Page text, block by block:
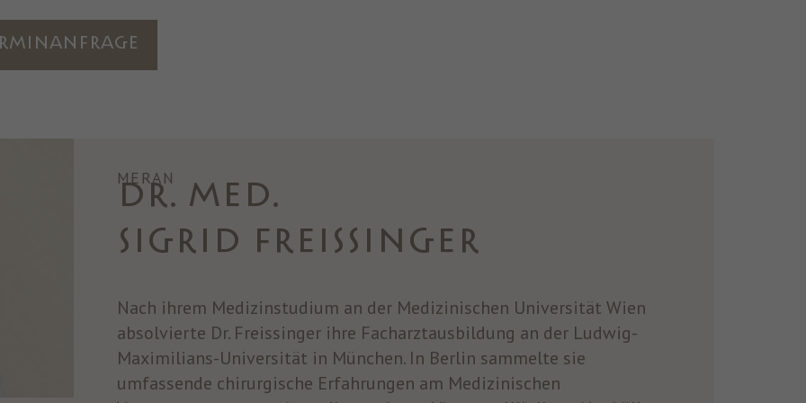
MERAN
DR. MED.
SIGRID FREISSINGER
Nach ihrem Medizinstudium an der Medizinischen Universität Wien
absolvierte Dr. Freissinger ihre Facharztausbildung an der Ludwig-
Maximilians-Universität in München. In Berlin sammelte sie
umfassende chirurgische Erfahrungen am Medizinischen